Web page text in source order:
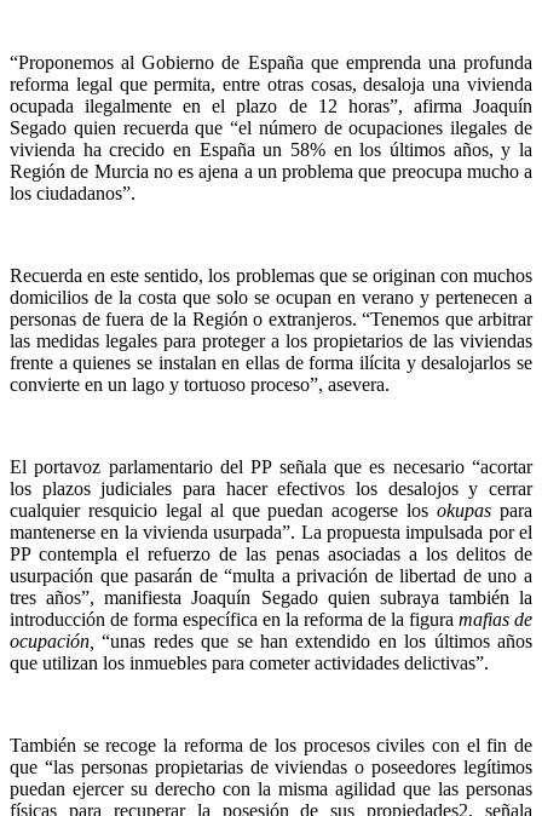
“Proponemos al Gobierno de España que emprenda una profunda
reforma legal que permita, entre otras cosas, desaloja una vivienda
ocupada ilegalmente en el plazo de 12 horas”, afirma Joaquín
Segado quien recuerda que “el número de ocupaciones ilegales de
vivienda ha crecido en España un 58% en los últimos años, y la
Región de Murcia no es ajena a un problema que preocupa mucho a
los ciudadanos”.
Recuerda en este sentido, los problemas que se originan con muchos
domicilios de la costa que solo se ocupan en verano y pertenecen a
personas de fuera de la Región o extranjeros. “Tenemos que arbitrar
las medidas legales para proteger a los propietarios de las viviendas
frente a quienes se instalan en ellas de forma ilícita y desalojarlos se
convierte en un lago y tortuoso proceso”, asevera.
El portavoz parlamentario del PP señala que es necesario “acortar
los plazos judiciales para hacer efectivos los desalojos y cerrar
cualquier resquicio legal al que puedan acogerse losokupaspara
mantenerse en la vivienda usurpada”. La propuesta impulsada por el
PP contempla el refuerzo de las penas asociadas a los delitos de
usurpación que pasarán de “multa a privación de libertad de uno a
tres años”, manifiesta Joaquín Segado quien subraya también la
introducción de forma específica en la reforma de la figura mafias de
ocupación,“unas redes que se han extendido en los últimos años
que utilizan los inmuebles para cometer actividades delictivas”.
También se recoge la reforma de los procesos civiles con el fin de
que “las personas propietarias de viviendas o poseedores legítimos
puedan ejercer su derecho con la misma agilidad que las personas
físicas para recuperar la posesión de sus propiedades2, señala